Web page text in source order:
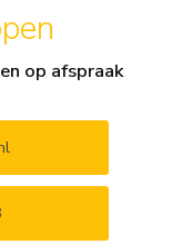
op afspraak